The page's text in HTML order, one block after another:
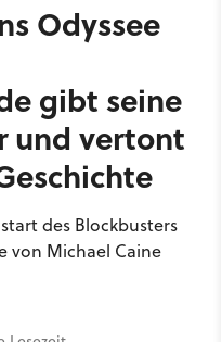
Odyssee
gibt seine
und vertont
des Blockbusters
von Michael Caine